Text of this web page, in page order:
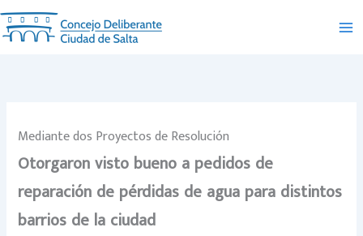
Ir
al
contenido
Mediante dos Proyectos de Resolución
Otorgaron visto bueno a pedidos de
reparación de pérdidas de agua para distintos
barrios de la ciudad